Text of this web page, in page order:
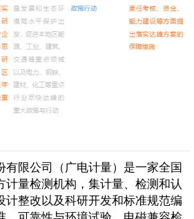
有限公司（广电计量）是一家全国
计量检测机构，集计量、检测和认
计整改以及科研开发和标准规范编